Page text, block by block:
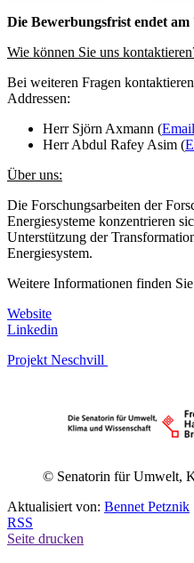
Die Bewerbungsfrist endet am
Wie können Sie uns
Bei weiteren Fragen
Addressen:
Herr Sjörn Axmann (Email
Herr Abdul Rafey Asim (
Über uns:
Die Forschungsarbeiten der
Energiesysteme konzentrieren
Unterstützung der
Energiesystem.
Weitere Informationen finden
Website
Linkedin
Projekt Neschvill
© Senatorin für Umwelt,
Aktualisiert von: Bennet Petznik
RSS
Seite drucken